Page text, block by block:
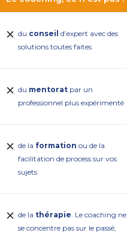
du conseil d’expert avec des
solutions toutes faites
du mentorat par un
professionnel plus expérimenté
de la formation ou de la
facilitation de process sur vos
sujets
de la thérapie. Le coaching ne
se concentre pas sur le passé,